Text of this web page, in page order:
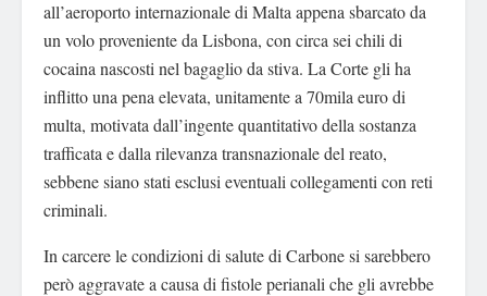
all’aeroporto internazionale di Malta appena sbarcato da
un volo proveniente da Lisbona, con circa sei chili di
cocaina nascosti nel bagaglio da stiva. La Corte gli ha
inflitto una pena elevata, unitamente a 70mila euro di
multa, motivata dall’ingente quantitativo della sostanza
trafficata e dalla rilevanza transnazionale del reato,
sebbene siano stati esclusi eventuali collegamenti con reti
criminali.
In carcere le condizioni di salute di Carbone si sarebbero
però aggravate a causa di fistole perianali che gli avrebbe